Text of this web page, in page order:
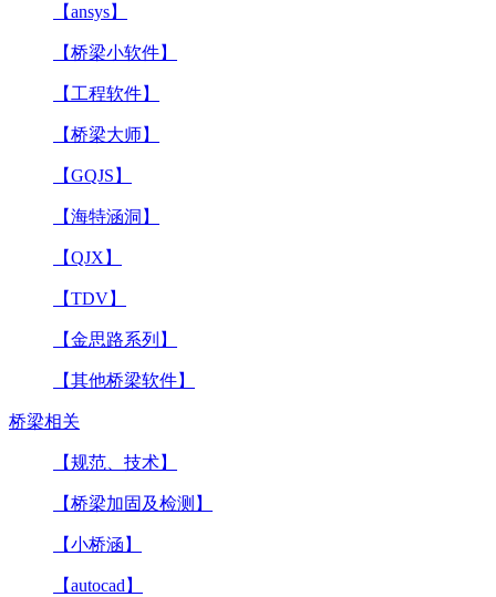
【ansys】
【桥梁小软件】
【工程软件】
【桥梁大师】
【GQJS】
【海特涵洞】
【QJX】
【TDV】
【金思路系列】
【其他桥梁软件】
桥梁相关
【规范、技术】
【桥梁加固及检测】
【小桥涵】
【autocad】